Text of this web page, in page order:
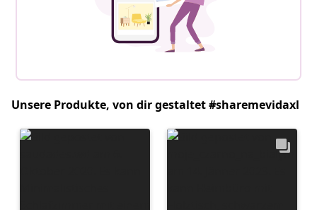
Unsere Produkte, von dir gestaltet #sharemevidaxl